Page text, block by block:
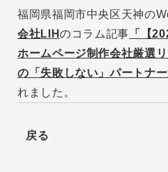
福岡県福岡市中央区天神の
会社LIHのコラム記事 「【
ホームページ制作会社厳選
の「失敗しない」パートナ
れました。
戻る